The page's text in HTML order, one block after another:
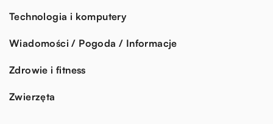
Technologia i komputery
Wiadomości / Pogoda / Informacje
Zdrowie i fitness
Zwierzęta